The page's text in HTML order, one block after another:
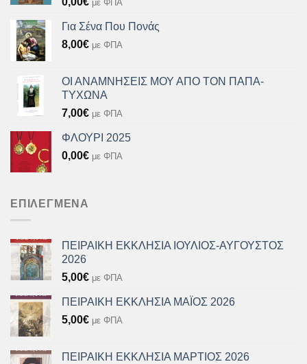
με ΦΠΑ
Για Σένα Που Πονάς
8,00€ με ΦΠΑ
ΟΙ ΑΝΑΜΝΗΣΕΙΣ ΜΟΥ ΑΠΟ ΤΟΝ ΠΑΠΑ-
ΤΥΧΩΝΑ
7,00€ με ΦΠΑ
ΦΛΟΥΡΙ 2025
0,00€ με ΦΠΑ
ΕΠΙΛΕΓΜΈΝΑ
ΠΕΙΡΑΙΚΗ ΕΚΚΛΗΣΙΑ ΙΟΥΛΙΟΣ-ΑΥΓΟΥΣΤΟΣ
2026
5,00€ με ΦΠΑ
ΠΕΙΡΑΙΚΗ ΕΚΚΛΗΣΙΑ ΜΑΪΟΣ 2026
5,00€ με ΦΠΑ
ΠΕΙΡΑΙΚΗ ΕΚΚΛΗΣΙΑ ΜΑΡΤΙΟΣ 2026